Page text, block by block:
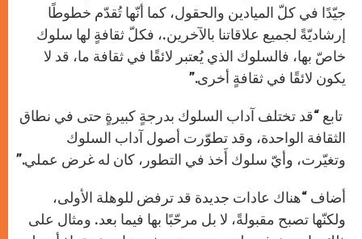
جيّدًا في كلّ الميادين والحقول، كما أنّها تُقدّم خطوطًا
إرشاديّةً لجميع علاقاتنا بالآخرين.، فكلّ ثقافةٍ لها سلوك
خاصّ بها، فالسلوك الذي يُعتبر لائقًا في ثقافة ما، قد لا
يكون لائقًا في ثقافةٍ أخرى.”
تابع “قد تختلف آداب السلوك بدرجةٍ كبيرةٍ حتى في نطاق
الثقافة الواحدة، وقد تطوّرت أصول آداب السلوك
وتغيّرت، وأيّ سلوك أَخذ في التطور، كان له غرض عملي.”
أضاف “هناك عادات جديدة قد ترفض للوهلة الأولى،
ولكنّها تصبح مقبولةً، لا بل مرحّبًا بها فيما بعد. ومثال على